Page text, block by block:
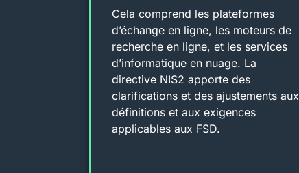
Cela comprend les plateformes
d’échange en ligne, les moteurs de
recherche en ligne, et les services
d’informatique en nuage. La
directive NIS2 apporte des
clarifications et des ajustements aux
définitions et aux exigences
applicables aux FSD.